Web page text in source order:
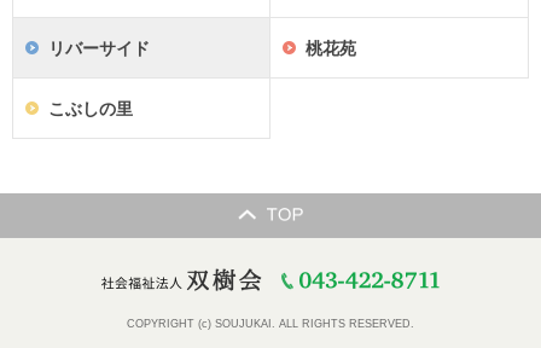
リバーサイド 桃花苑
こぶしの里
COPYRIGHT (c) SOUJUKAI. ALL RIGHTS RESERVED.